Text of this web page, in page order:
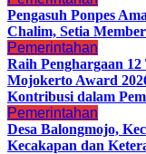
Pengasuh Ponpes
Chalim, Setia
Pemerintahan
Raih Penghargaan
Mojokerto Award
Kontribusi dalam
Pemerintahan
Desa Balongmojo,
Kecakapan dan